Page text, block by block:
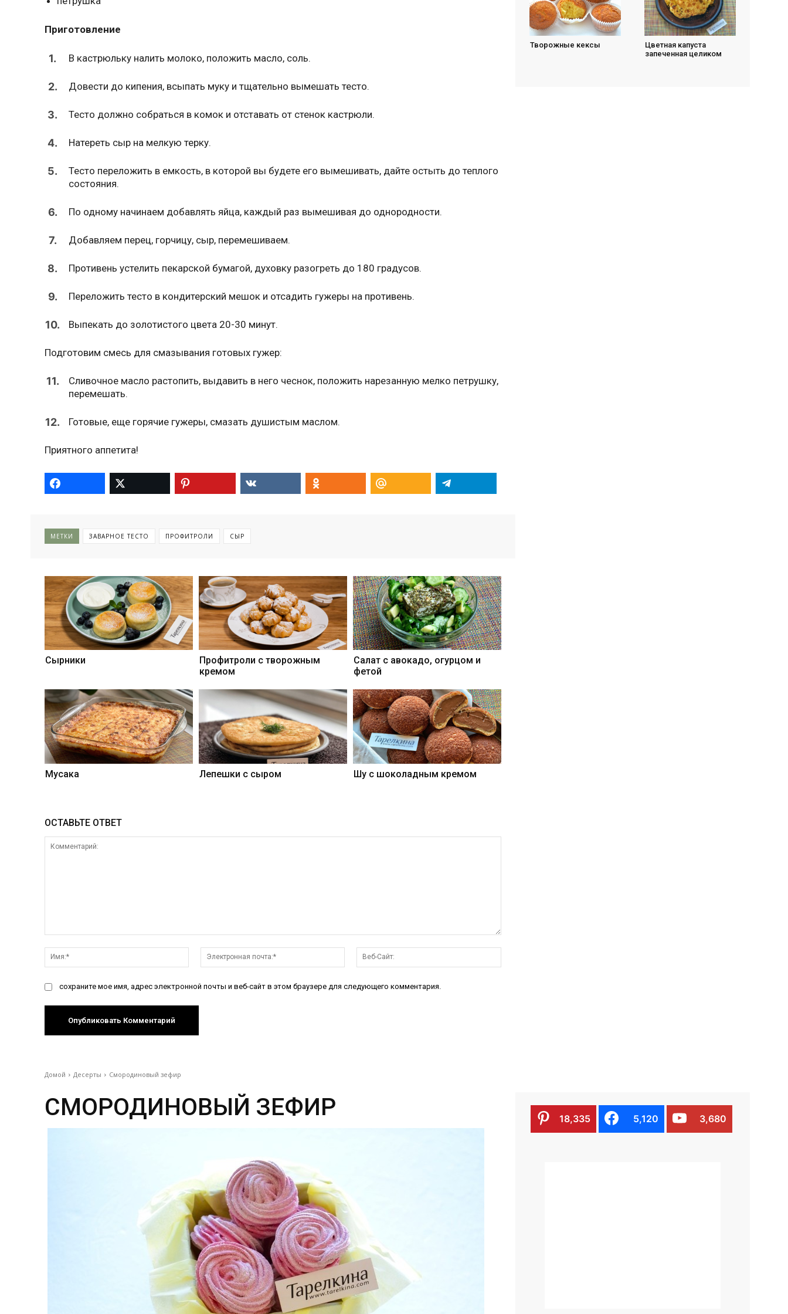
Приготовление
1. В кастрюльку налить молоко, положить масло, соль.
2. Довести до кипения, всыпать муку и тщательно вымешать тесто.
3. Тесто должно собраться в комок и отставать от стенок кастрюли.
4. Натереть сыр на мелкую терку.
5.
Тесто переложить в емкость, в которой вы будете его вымешивать, дайте остыть до теплого
состояния.
6. По одному начинаем добавлять яйца, каждый раз вымешивая до однородности.
7. Добавляем перец, горчицу, сыр, перемешиваем.
8. Противень устелить пекарской бумагой, духовку разогреть до 180 градусов.
9. Переложить тесто в кондитерский мешок и отсадить гужеры на противень.
10. Выпекать до золотистого цвета 20-30 минут.
Подготовим смесь для смазывания готовых гужер:
11.
Сливочное масло растопить, выдавить в него чеснок, положить нарезанную мелко петрушку,
перемешать.
12. Готовые, еще горячие гужеры, смазать душистым маслом.
Приятного аппетита!
МЕТКИ ЗАВАРНОЕ ТЕСТО ПРОФИТРОЛИ СЫР
Сырники
Профитроли с творожным
кремом
Салат с авокадо, огурцом и
фетой
Мусака Лепешки с сыром Шу с шоколадным кремом
ОСТАВЬТЕ ОТВЕТ
Имя:*
Электронная
почта:*
Сайт:
сохраните мое имя, адрес электронной почты и веб-сайт в этом браузере для следующего комментария.
Творожные кексы
Цветная капуста
запеченная целиком